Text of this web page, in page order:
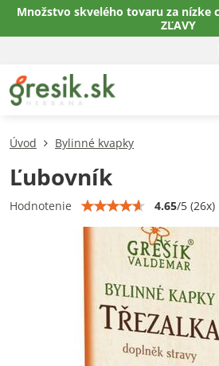
Množstvo skvelého tovaru za nízke
ZĽAVY
Úvod Bylinné kvapky
Ľubovník
Hodnotenie 4.65/5 (26x)